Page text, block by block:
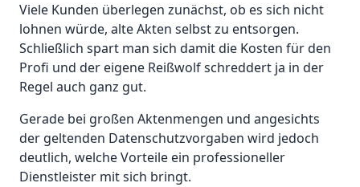
Viele Kunden überlegen zunächst, ob es sich nicht
lohnen würde, alte Akten selbst zu entsorgen.
Schließlich spart man sich damit die Kosten für den
Profi und der eigene Reißwolf schreddert ja in der
Regel auch ganz gut.
Gerade bei großen Aktenmengen und angesichts
der geltenden Datenschutzvorgaben wird jedoch
deutlich, welche Vorteile ein professioneller
Dienstleister mit sich bringt.